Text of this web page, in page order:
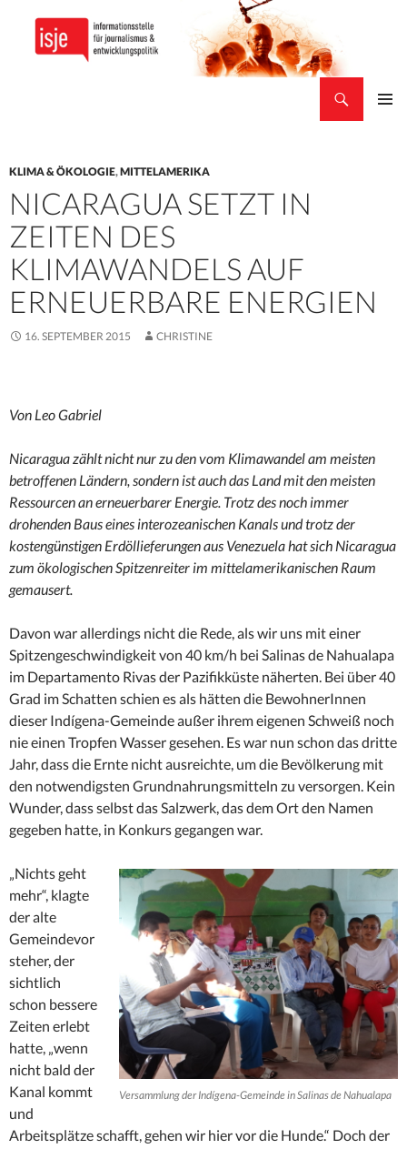
KLIMA & ÖKOLOGIE,MITTELAMERIKA
NICARAGUA SETZT IN
ZEITEN DES
KLIMAWANDELS AUF
ERNEUERBARE ENERGIEN
16. SEPTEMBER 2015 CHRISTINE
Von Leo Gabriel
Nicaragua zählt nicht nur zu den vom Klimawandel am meisten
betroffenen Ländern, sondern ist auch das Land mit den meisten
Ressourcen an erneuerbarer Energie. Trotz des noch immer
drohenden Baus eines interozeanischen Kanals und trotz der
kostengünstigen Erdöllieferungen aus Venezuela hat sich Nicaragua
zum ökologischen Spitzenreiter im mittelamerikanischen Raum
gemausert.
Davon war allerdings nicht die Rede, als wir uns mit einer
Spitzengeschwindigkeit von 40 km/h bei Salinas de Nahualapa
im Departamento Rivas der Pazifikküste näherten. Bei über 40
Grad im Schatten schien es als hätten die BewohnerInnen
dieser Indígena-Gemeinde außer ihrem eigenen Schweiß noch
nie einen Tropfen Wasser gesehen. Es war nun schon das dritte
Jahr, dass die Ernte nicht ausreichte, um die Bevölkerung mit
den notwendigsten Grundnahrungsmitteln zu versorgen. Kein
Wunder, dass selbst das Salzwerk, das dem Ort den Namen
gegeben hatte, in Konkurs gegangen war.
Versammlung der Indígena-Gemeinde in Salinas de Nahualapa
„Nichts geht
mehr“, klagte
der alte
Gemeindevor
steher, der
sichtlich
schon bessere
Zeiten erlebt
hatte, „wenn
nicht bald der
Kanal kommt
und
Arbeitsplätze schafft, gehen wir hier vor die Hunde.“ Doch der